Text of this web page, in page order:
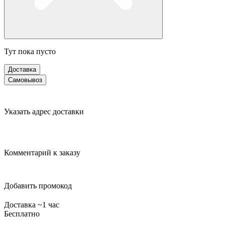
Тут пока пусто
Доставка
Самовывоз
Указать адрес доставки
Комментарий к заказу
Добавить промокод
Доставка ~1 час
Бесплатно